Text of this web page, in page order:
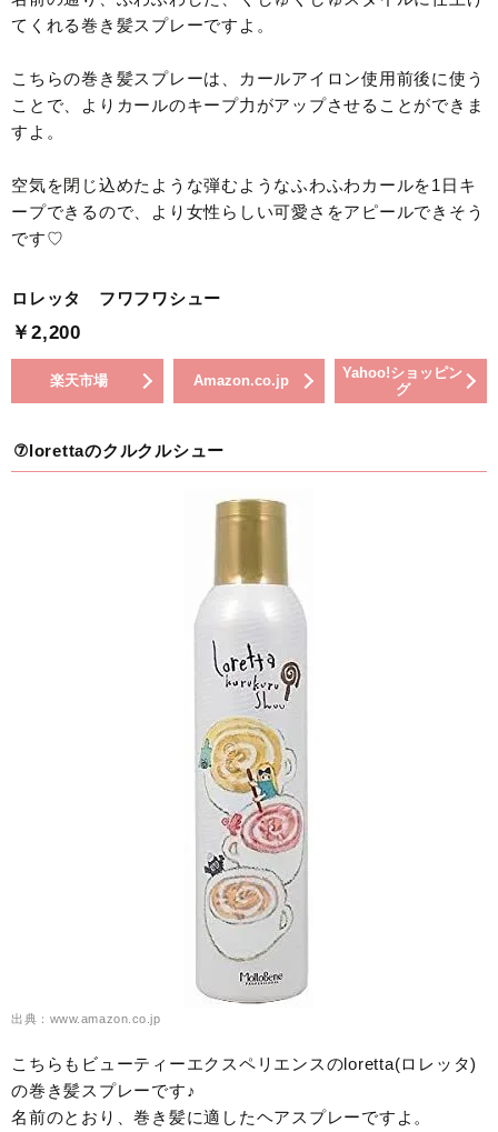
てくれる巻き髪スプレーですよ。
こちらの巻き髪スプレーは、カールアイロン使用前後に使う
ことで、よりカールのキープ力がアップさせることができま
すよ。
空気を閉じ込めたような弾むようなふわふわカールを1日キ
ープできるので、より女性らしい可愛さをアピールできそう
です♡
ロレッタ フワフワシュー
￥2,200
楽天市場 Amazon.co.jp
Yahoo!ショッピン
グ
⑦lorettaのクルクルシュー
出典：www.amazon.co.jp
こちらもビューティーエクスペリエンスのloretta(ロレッタ)
の巻き髪スプレーです♪
名前のとおり、巻き髪に適したヘアスプレーですよ。